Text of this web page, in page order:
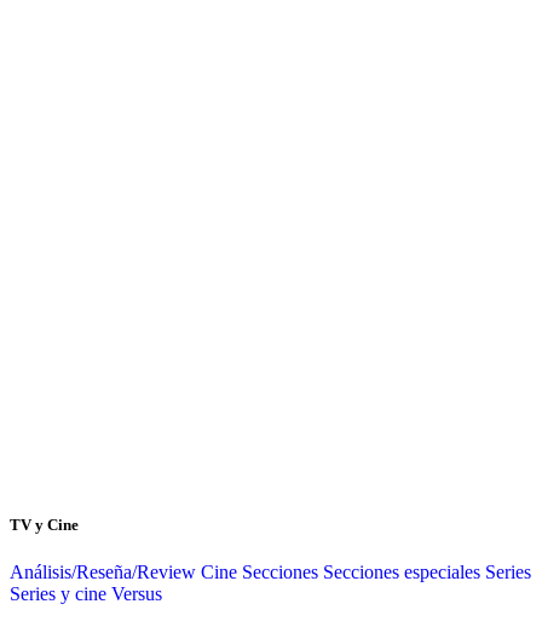
TV y Cine
Análisis/Reseña/Review Cine Secciones Secciones especiales Series
Series y cine Versus